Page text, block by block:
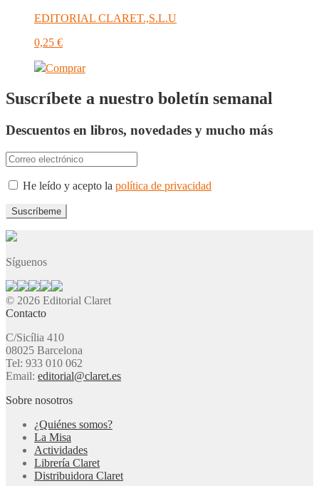
EDITORIAL CLARET.,S.L.U
0,25 €
Comprar
Suscríbete a nuestro boletín semanal
Descuentos en libros, novedades y mucho más
He leído y acepto la política de privacidad
Síguenos
© 2026 Editorial Claret
Contacto
C/Sicília 410
08025 Barcelona
Tel: 933 010 062
Email: editorial@claret.es
Sobre nosotros
¿Quiénes somos?
La Misa
Actividades
Librería Claret
Distribuidora Claret